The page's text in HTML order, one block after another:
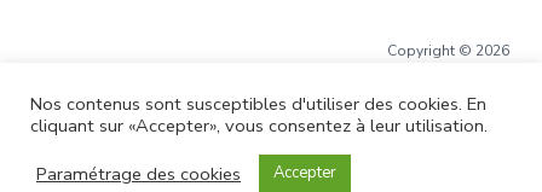
Copyright © 2026
Nos contenus sont susceptibles d'utiliser des cookies. En
cliquant sur «Accepter», vous consentez à leur utilisation.
Paramétrage des cookies
Accepter